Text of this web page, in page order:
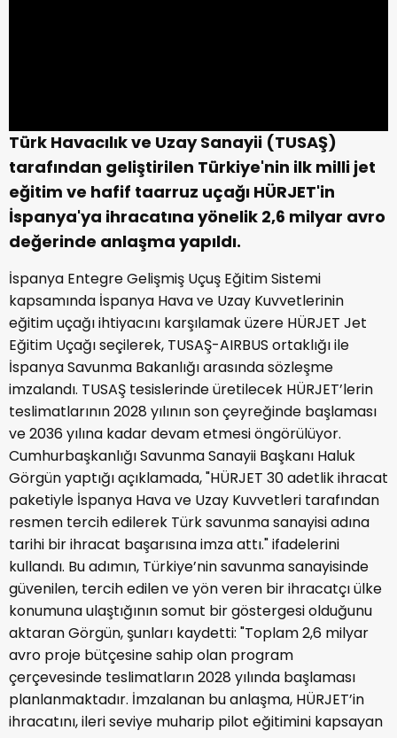
Türk Havacılık ve Uzay Sanayii (TUSAŞ)
tarafından geliştirilen Türkiye'nin ilk milli jet
eğitim ve hafif taarruz uçağı HÜRJET'in
İspanya'ya ihracatına yönelik 2,6 milyar avro
değerinde anlaşma yapıldı.
İspanya Entegre Gelişmiş Uçuş Eğitim Sistemi
kapsamında İspanya Hava ve Uzay Kuvvetlerinin
eğitim uçağı ihtiyacını karşılamak üzere HÜRJET Jet
Eğitim Uçağı seçilerek, TUSAŞ-AIRBUS ortaklığı ile
İspanya Savunma Bakanlığı arasında sözleşme
imzalandı. TUSAŞ tesislerinde üretilecek HÜRJET’lerin
teslimatlarının 2028 yılının son çeyreğinde başlaması
ve 2036 yılına kadar devam etmesi öngörülüyor.
Cumhurbaşkanlığı Savunma Sanayii Başkanı Haluk
Görgün yaptığı açıklamada, "HÜRJET 30 adetlik ihracat
paketiyle İspanya Hava ve Uzay Kuvvetleri tarafından
resmen tercih edilerek Türk savunma sanayisi adına
tarihi bir ihracat başarısına imza attı." ifadelerini
kullandı. Bu adımın, Türkiye’nin savunma sanayisinde
güvenilen, tercih edilen ve yön veren bir ihracatçı ülke
konumuna ulaştığının somut bir göstergesi olduğunu
aktaran Görgün, şunları kaydetti: "Toplam 2,6 milyar
avro proje bütçesine sahip olan program
çerçevesinde teslimatların 2028 yılında başlaması
planlanmaktadır. İmzalanan bu anlaşma, HÜRJET’in
ihracatını, ileri seviye muharip pilot eğitimini kapsayan